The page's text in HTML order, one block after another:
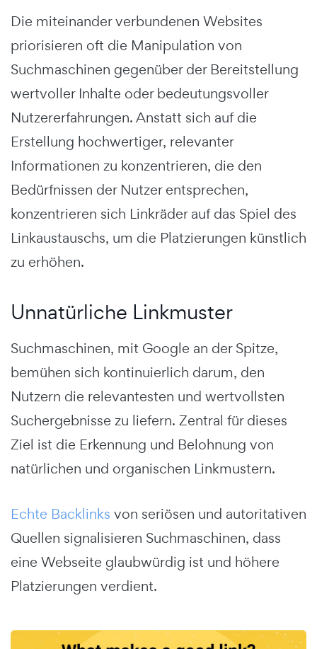
Die miteinander verbundenen Websites
priorisieren oft die Manipulation von
Suchmaschinen gegenüber der Bereitstellung
wertvoller Inhalte oder bedeutungsvoller
Nutzererfahrungen. Anstatt sich auf die
Erstellung hochwertiger, relevanter
Informationen zu konzentrieren, die den
Bedürfnissen der Nutzer entsprechen,
konzentrieren sich Linkräder auf das Spiel des
Linkaustauschs, um die Platzierungen künstlich
zu erhöhen.
Unnatürliche Linkmuster
Suchmaschinen, mit Google an der Spitze,
bemühen sich kontinuierlich darum, den
Nutzern die relevantesten und wertvollsten
Suchergebnisse zu liefern. Zentral für dieses
Ziel ist die Erkennung und Belohnung von
natürlichen und organischen Linkmustern.
Echte Backlinks von seriösen und autoritativen
Quellen signalisieren Suchmaschinen, dass
eine Webseite glaubwürdig ist und höhere
Platzierungen verdient.